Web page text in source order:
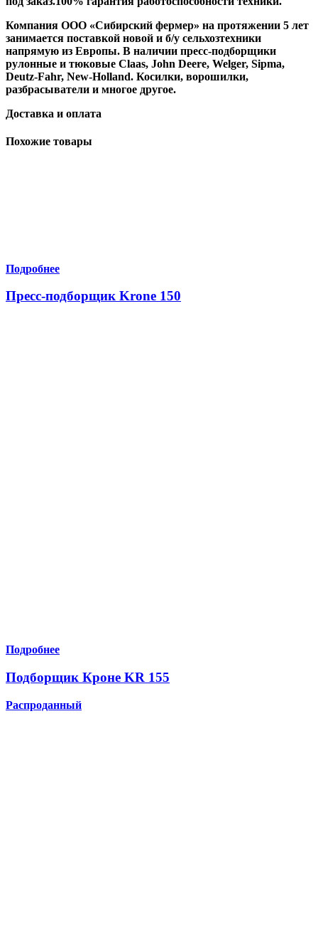
Компания ООО «Сибирский фермер» на протяжении 5 лет
занимается поставкой новой и б/у сельхозтехники
напрямую из Европы. В наличии пресс-подборщики
рулонные и тюковые Claas, John Deere, Welger, Sipma,
Deutz-Fahr, New-Holland. Косилки, ворошилки,
разбрасыватели и многое другое.
Доставка и оплата
Похожие товары
Подробнее
Пресс-подборщик Krone 150
Подробнее
Подборщик Кроне KR 155
Распроданный